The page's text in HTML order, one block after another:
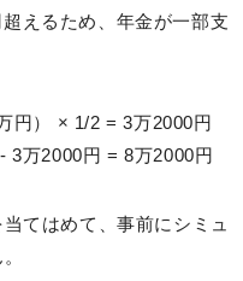
えるため、年金が一部支
円） × 1/2 = 3万2000円
3万2000円 = 8万2000円
てはめて、事前にシミュ